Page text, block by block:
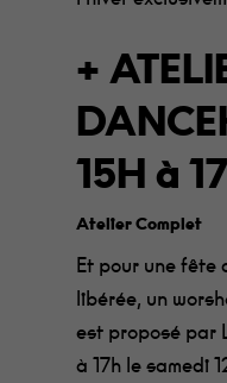
+
15H à
Atelier Complet
Et pour une fête
libérée, un
est proposé par
à 17h le samedi